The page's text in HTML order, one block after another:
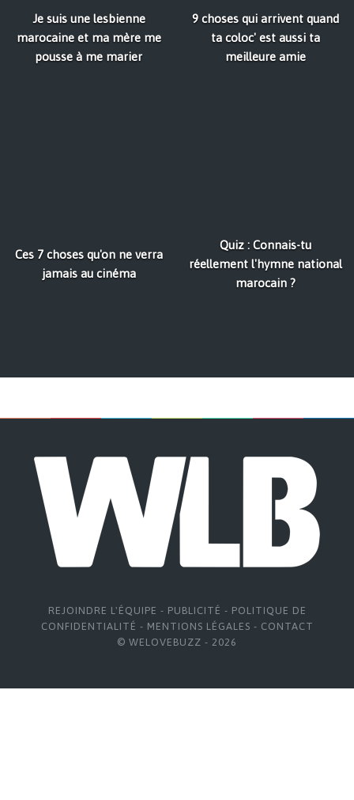
Je suis une lesbienne
marocaine et ma mère me
pousse à me marier
9 choses qui arrivent quand
ta coloc' est aussi ta
meilleure amie
Ces 7 choses qu'on ne verra
jamais au cinéma
Quiz : Connais-tu
réellement l'hymne national
marocain ?
REJOINDRE L'ÉQUIPE - PUBLICITÉ - POLITIQUE DE
CONFIDENTIALITÉ - MENTIONS LÉGALES - CONTACT
© WELOVEBUZZ - 2026